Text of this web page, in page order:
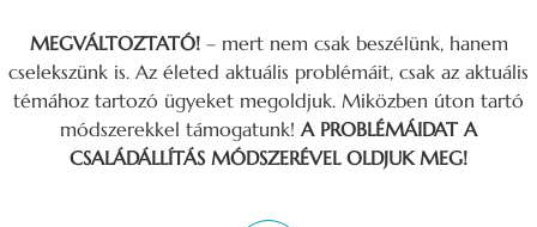
MEGVÁLTOZTATÓ!– mert nem csak beszélünk, hanem
cselekszünk is. Az életed aktuális problémáit, csak az aktuális
témához tartozó ügyeket megoldjuk. Miközben úton tartó
módszerekkel támogatunk! A PROBLÉMÁIDAT A
CSALÁDÁLLÍTÁS MÓDSZERÉVEL OLDJUK MEG!